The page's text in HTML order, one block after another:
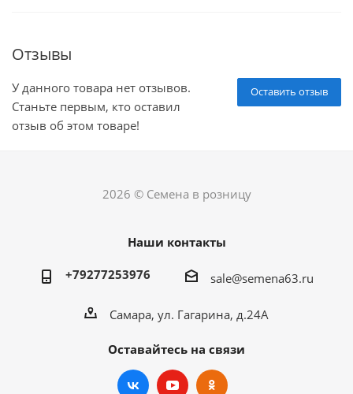
Отзывы
Оставить отзыв
У данного товара нет отзывов.
Станьте первым, кто оставил
отзыв об этом товаре!
2026 © Семена в розницу
Наши контакты
+79277253976 sale@semena63.ru
Самара, ул. Гагарина, д.24А
Оставайтесь на связи